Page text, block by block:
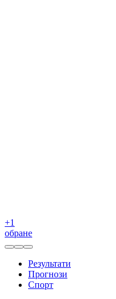
+1
обране
Результати
Прогнози
Спорт